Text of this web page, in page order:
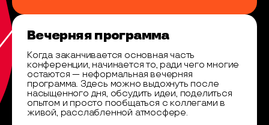
Вечерняя программа
Когда заканчивается основная часть
конференции, начинается то, ради чего многие
остаются — неформальная вечерняя
программа. Здесь можно выдохнуть после
насыщенного дня, обсудить идеи, поделиться
опытом и просто пообщаться с коллегами в
живой, расслабленной атмосфере.